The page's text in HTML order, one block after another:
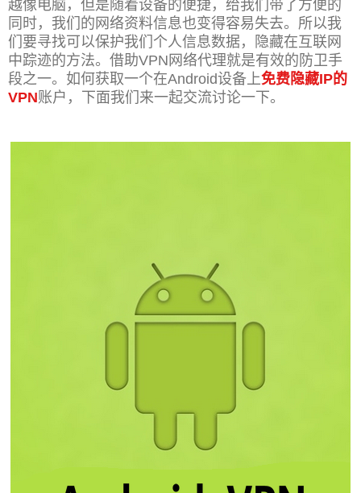
越像电脑，但是随着设备的便捷，给我们带了方便的
同时，我们 的网络资料信息也变得容易失去。所以我
们要寻找可以保护我们个人信息数据，隐藏在互联网
中踪迹的方法。借助VPN网络代理就是有效的防卫手
段之一。如何获取一个在Android设备上免费隐藏IP的
VPN账户，下面我们来一起交流讨论一下。